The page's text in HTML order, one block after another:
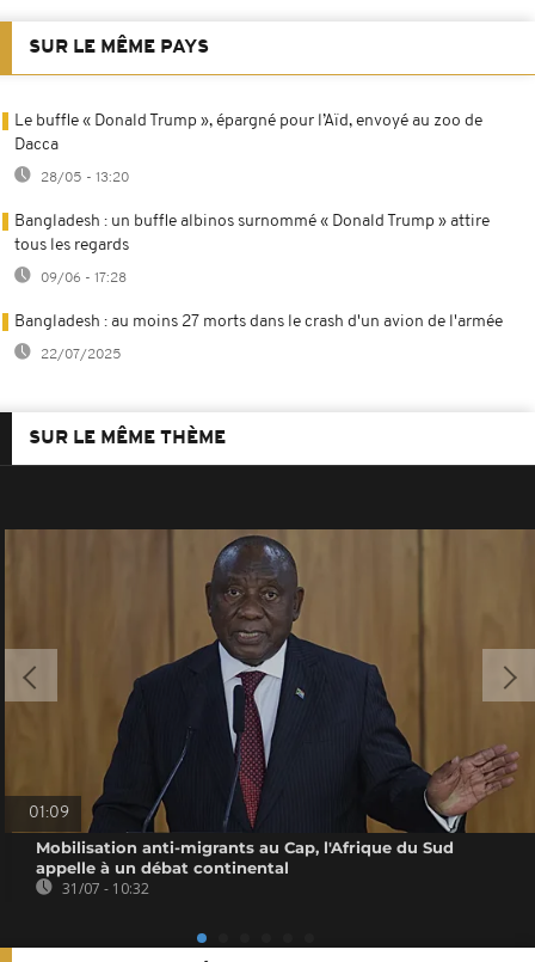
SUR LE MÊME PAYS
Le buffle « Donald Trump », épargné pour l’Aïd, envoyé au zoo de
Dacca
28/05 - 13:20
Bangladesh : un buffle albinos surnommé « Donald Trump » attire
tous les regards
09/06 - 17:28
Bangladesh : au moins 27 morts dans le crash d'un avion de l'armée
22/07/2025
SUR LE MÊME THÈME
01:09
Mobilisation anti-migrants au Cap, l'Afrique du Sud
appelle à un débat continental
31/07 - 10:32